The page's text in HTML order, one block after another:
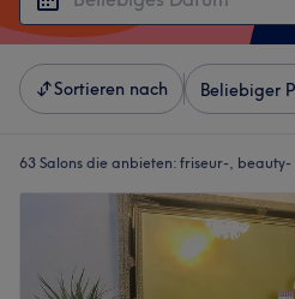
Sortieren nach Beliebiger
63 Salons die anbieten: friseur-, beauty-